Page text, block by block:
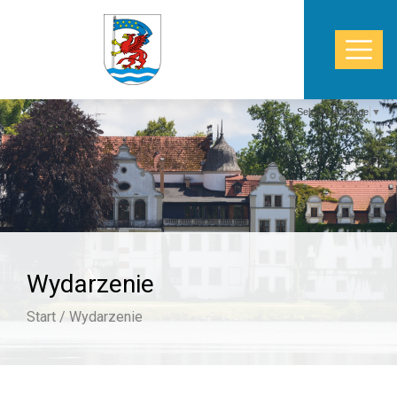
Select Language ▼
START
WŁADZE
Wydarzenie
Start / Wydarzenie